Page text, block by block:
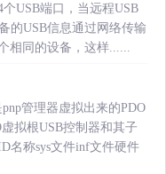
个USB端口，当远程USB
的USB信息通过网络传输
相同的设备，这样......
管理器虚拟出来的PDO
拟根USB控制器和其子
名称sys文件inf文件硬件